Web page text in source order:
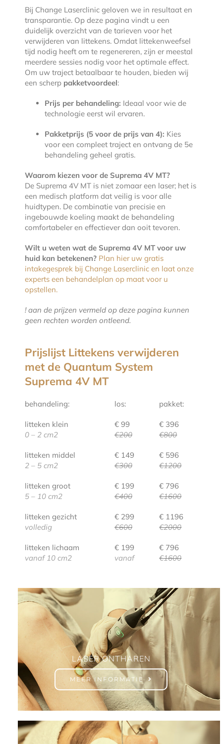
Bij Change Laserclinic geloven we in resultaat en
transparantie. Op deze pagina vindt u een
duidelijk overzicht van de tarieven voor het
verwijderen van littekens. Omdat littekenweefsel
tijd nodig heeft om te regenereren, zijn er meestal
meerdere sessies nodig voor het optimale effect.
Om uw traject betaalbaar te houden, bieden wij
een scherp pakketvoordeel:
Prijs per behandeling: Ideaal voor wie de
technologie eerst wil ervaren.
Pakketprijs (5 voor de prijs van 4): Kies
voor een compleet traject en ontvang de 5e
behandeling geheel gratis.
Waarom kiezen voor de Suprema 4V MT?
De Suprema 4V MT is niet zomaar een laser; het is
een medisch platform dat veilig is voor alle
huidtypen. De combinatie van precisie en
ingebouwde koeling maakt de behandeling
comfortabeler en effectiever dan ooit tevoren.
Wilt u weten wat de Suprema 4V MT voor uw
huid kan betekenen? Plan hier uw gratis
intakegesprek bij Change Laserclinic en laat onze
experts een behandelplan op maat voor u
opstellen.
! aan de prijzen vermeld op deze pagina kunnen
geen rechten worden ontleend.
Prijslijst Littekens verwijderen
met de Quantum System
Suprema 4V MT
behandeling:
litteken klein
0 – 2 cm2
litteken middel
2 – 5 cm2
litteken groot
5 – 10 cm2
litteken gezicht
volledig
litteken lichaam
vanaf 10 cm2
los:
€ 99
€200
€ 149
€300
€ 199
€400
€ 299
€600
€ 199
vanaf
pakket:
€ 396
€800
€ 596
€1200
€ 796
€1600
€ 1196
€2000
€ 796
€1600
LASER ONTHAREN
MEER INFORMATIE